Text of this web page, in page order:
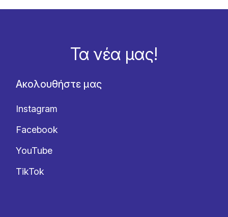
Τα νέα μας!
Ακολουθήστε μας
Instagram
Facebook
YouTube
TikTok